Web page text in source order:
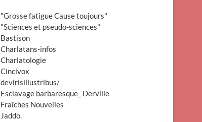
"Grosse fatigue Cause toujours"
"Sciences et pseudo-sciences"
Bastison
Charlatans-infos
Charlatologie
Cincivox
devirisillustribus/
Esclavage barbaresque_ Derville
Fraîches Nouvelles
Jaddo.